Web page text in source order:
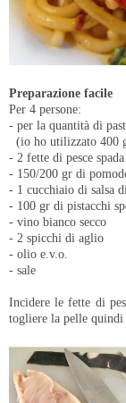
Preparazione facile
Per 4 persone:
- per la quantità di
(io ho utilizzato 400
- 2 fette di pesce
- 150/200 gr di
- 1 cucchiaio di salsa
- 100 gr di pistacchi
- vino bianco secco
- 2 spicchi di aglio
- olio e.v.o.
- sale
Incidere le fette di
togliere la pelle quindi